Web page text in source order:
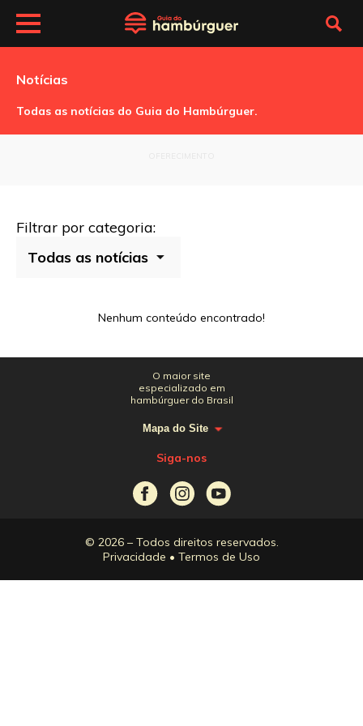
Notícias
Todas as notícias do Guia do Hambúrguer.
Filtrar por categoria:
Nenhum conteúdo encontrado!
O maior site
especializado em
hambúrguer do Brasil
Mapa do Site
Siga-nos
© 2026 – Todos direitos reservados.
Privacidade • Termos de Uso